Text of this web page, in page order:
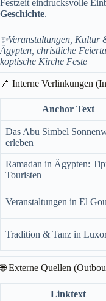
Festzeit eindrucksvolle
Geschichte.
✨Veranstaltungen, Kultur
Ägypten, christliche
koptische Kirche Feste
🔗 Interne Verlinkungen
Anchor Text
Das Abu Simbel
erleben
Ramadan in Ägypten:
Touristen
Veranstaltungen in El
Tradition & Tanz in
🌐 Externe Quellen
Linktext